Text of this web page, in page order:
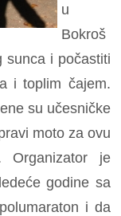
u
Bokroš
sunca i počastiti
i toplim čajem.
su učesničke
moto za ovu
Organizator je
godine sa
i da